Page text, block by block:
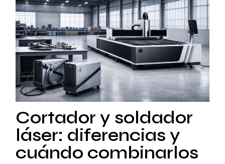
Cortador y soldador
láser: diferencias y
cuándo combinarlos